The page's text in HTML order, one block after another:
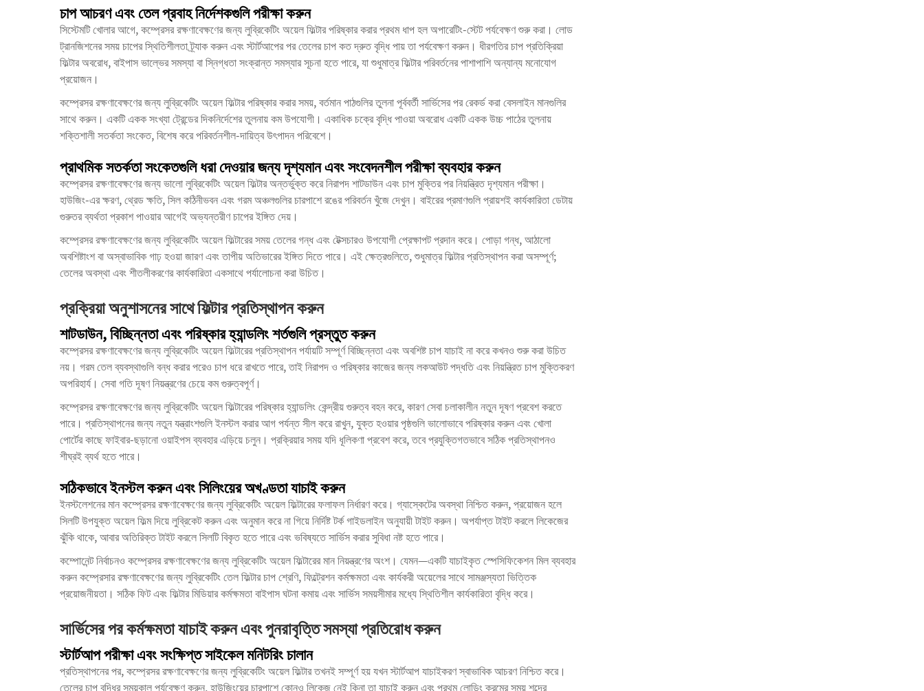
চাপ আচরণ এবং তেল প্রবাহ নির্দেশকগুলি পরীক্ষা করুন
সিস্টেমটি খোলার আগে, কম্প্রেসর রক্ষণাবেক্ষণের জন্য লুব্রিকেটিং অয়েল ফিল্টার পরিষ্কার করার প্রথম ধাপ হল অপারেটিং-স্টেট পর্যবেক্ষণ শুরু করা। লোড
ট্রানজিশনের সময় চাপের স্থিতিশীলতা ট্র্যাক করুন এবং স্টার্টআপের পর তেলের চাপ কত দ্রুত বৃদ্ধি পায় তা পর্যবেক্ষণ করুন। ধীরগতির চাপ প্রতিক্রিয়া
ফিল্টার অবরোধ, বাইপাস ভাল্ভের সমস্যা বা স্নিগ্ধতা সংক্রান্ত সমস্যার সূচনা হতে পারে, যা শুধুমাত্র ফিল্টার পরিবর্তনের পাশাপাশি অন্যান্য মনোযোগ
প্রয়োজন।
কম্প্রেসর রক্ষণাবেক্ষণের জন্য লুব্রিকেটিং অয়েল ফিল্টার পরিষ্কার করার সময়, বর্তমান পাঠগুলির তুলনা পূর্ববর্তী সার্ভিসের পর রেকর্ড করা বেসলাইন মানগুলির
সাথে করুন। একটি একক সংখ্যা ট্রেন্ডের দিকনির্দেশের তুলনায় কম উপযোগী। একাধিক চক্রে বৃদ্ধি পাওয়া অবরোধ একটি একক উচ্চ পাঠের তুলনায়
শক্তিশালী সতর্কতা সংকেত, বিশেষ করে পরিবর্তনশীল-দায়িত্ব উৎপাদন পরিবেশে।
প্রাথমিক সতর্কতা সংকেতগুলি ধরা দেওয়ার জন্য দৃশ্যমান এবং সংবেদনশীল পরীক্ষা ব্যবহার করুন
কম্প্রেসর রক্ষণাবেক্ষণের জন্য ভালো লুব্রিকেটিং অয়েল ফিল্টার অন্তর্ভুক্ত করে নিরাপদ শাটডাউন এবং চাপ মুক্তির পর নিয়ন্ত্রিত দৃশ্যমান পরীক্ষা।
হাউজিং-এর ক্ষরণ, থ্রেড ক্ষতি, সিল কঠিনীভবন এবং গরম অঞ্চলগুলির চারপাশে রঙের পরিবর্তন খুঁজে দেখুন। বাইরের প্রমাণগুলি প্রায়শই কার্যকারিতা ডেটায়
গুরুতর ব্যর্থতা প্রকাশ পাওয়ার আগেই অভ্যন্তরীণ চাপের ইঙ্গিত দেয়।
কম্প্রেসর রক্ষণাবেক্ষণের জন্য লুব্রিকেটিং অয়েল ফিল্টারের সময় তেলের গন্ধ এবং টেক্সচারও উপযোগী প্রেক্ষাপট প্রদান করে। পোড়া গন্ধ, আঠালো
অবশিষ্টাংশ বা অস্বাভাবিক গাঢ় হওয়া জারণ এবং তাপীয় অতিভারের ইঙ্গিত দিতে পারে। এই ক্ষেত্রগুলিতে, শুধুমাত্র ফিল্টার প্রতিস্থাপন করা অসম্পূর্ণ;
তেলের অবস্থা এবং শীতলীকরণের কার্যকারিতা একসাথে পর্যালোচনা করা উচিত।
প্রক্রিয়া অনুশাসনের সাথে ফিল্টার প্রতিস্থাপন করুন
শাটডাউন, বিচ্ছিন্নতা এবং পরিষ্কার হ্যান্ডলিং শর্তগুলি প্রস্তুত করুন
কম্প্রেসর রক্ষণাবেক্ষণের জন্য লুব্রিকেটিং অয়েল ফিল্টারের প্রতিস্থাপন পর্যায়টি সম্পূর্ণ বিচ্ছিন্নতা এবং অবশিষ্ট চাপ যাচাই না করে কখনও শুরু করা উচিত
নয়। গরম তেল ব্যবস্থাগুলি বন্ধ করার পরেও চাপ ধরে রাখতে পারে, তাই নিরাপদ ও পরিষ্কার কাজের জন্য লকআউট পদ্ধতি এবং নিয়ন্ত্রিত চাপ মুক্তিকরণ
অপরিহার্য। সেবা গতি দূষণ নিয়ন্ত্রণের চেয়ে কম গুরুত্বপূর্ণ।
কম্প্রেসর রক্ষণাবেক্ষণের জন্য লুব্রিকেটিং অয়েল ফিল্টারের পরিষ্কার হ্যান্ডলিং কেন্দ্রীয় গুরুত্ব বহন করে, কারণ সেবা চলাকালীন নতুন দূষণ প্রবেশ করতে
পারে। প্রতিস্থাপনের জন্য নতুন যন্ত্রাংশগুলি ইনস্টল করার আগ পর্যন্ত সীল করে রাখুন, যুক্ত হওয়ার পৃষ্ঠগুলি ভালোভাবে পরিষ্কার করুন এবং খোলা
পোর্টের কাছে ফাইবার-ছড়ানো ওয়াইপস ব্যবহার এড়িয়ে চলুন। প্রক্রিয়ার সময় যদি ধূলিকণা প্রবেশ করে, তবে প্রযুক্তিগতভাবে সঠিক প্রতিস্থাপনও
শীঘ্রই ব্যর্থ হতে পারে।
সঠিকভাবে ইনস্টল করুন এবং সিলিংয়ের অখণ্ডতা যাচাই করুন
ইনস্টলেশনের মান কম্প্রেসর রক্ষণাবেক্ষণের জন্য লুব্রিকেটিং অয়েল ফিল্টারের ফলাফল নির্ধারণ করে। গ্যাস্কেটের অবস্থা নিশ্চিত করুন, প্রয়োজন হলে
সিলটি উপযুক্ত অয়েল ফিল্ম দিয়ে লুব্রিকেট করুন এবং অনুমান করে না গিয়ে নির্দিষ্ট টর্ক গাইডলাইন অনুযায়ী টাইট করুন। অপর্যাপ্ত টাইট করলে লিকেজের
ঝুঁকি থাকে, আবার অতিরিক্ত টাইট করলে সিলটি বিকৃত হতে পারে এবং ভবিষ্যতে সার্ভিস করার সুবিধা নষ্ট হতে পারে।
কম্পোনেন্ট নির্বাচনও কম্প্রেসর রক্ষণাবেক্ষণের জন্য লুব্রিকেটিং অয়েল ফিল্টারের মান নিয়ন্ত্রণের অংশ। যেমন—একটি যাচাইকৃত স্পেসিফিকেশন মিল ব্যবহার
করুনকম্প্রেসার রক্ষণাবেক্ষণের জন্য লুব্রিকেটিং তেল ফিল্টারচাপ শ্রেণি, ফিল্ট্রেশন কর্মক্ষমতা এবং কার্যকরী অয়েলের সাথে সামঞ্জস্যতা ভিত্তিক
প্রয়োজনীয়তা। সঠিক ফিট এবং ফিল্টার মিডিয়ার কর্মক্ষমতা বাইপাস ঘটনা কমায় এবং সার্ভিস সময়সীমার মধ্যে স্থিতিশীল কার্যকারিতা বৃদ্ধি করে।
সার্ভিসের পর কর্মক্ষমতা যাচাই করুন এবং পুনরাবৃত্তি সমস্যা প্রতিরোধ করুন
স্টার্টআপ পরীক্ষা এবং সংক্ষিপ্ত সাইকেল মনিটরিং চালান
প্রতিস্থাপনের পর, কম্প্রেসর রক্ষণাবেক্ষণের জন্য লুব্রিকেটিং অয়েল ফিল্টার তখনই সম্পূর্ণ হয় যখন স্টার্টআপ যাচাইকরণ স্বাভাবিক আচরণ নিশ্চিত করে।
তেলের চাপ বৃদ্ধির সময়কাল পর্যবেক্ষণ করুন, হাউজিংয়ের চারপাশে কোনও লিকেজ নেই কিনা তা যাচাই করুন এবং প্রথম লোডিং ক্রমের সময় শব্দের